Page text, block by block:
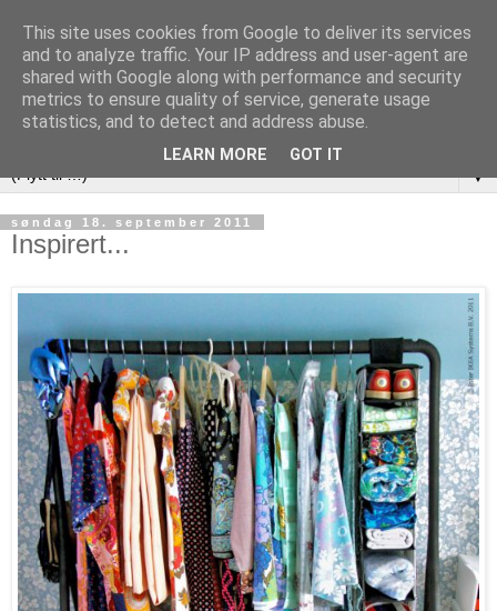
▼
søndag 18. september 2011
Inspirert...
This site uses cookies from Google to deliver its services
and to analyze traffic. Your IP address and user-agent are
shared with Google along with performance and security
metrics to ensure quality of service, generate usage
statistics, and to detect and address abuse.
LEARN MORE GOT IT